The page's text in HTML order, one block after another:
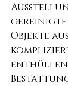
Objekte